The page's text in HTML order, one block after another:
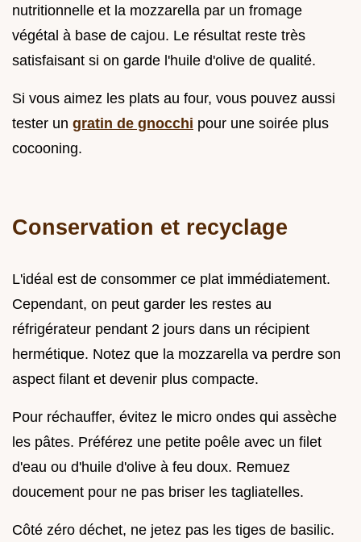
nutritionnelle et la mozzarella par un fromage
végétal à base de cajou. Le résultat reste très
satisfaisant si on garde l'huile d'olive de qualité.
Si vous aimez les plats au four, vous pouvez aussi
tester un gratin de gnocchi pour une soirée plus
cocooning.
Conservation et recyclage
L'idéal est de consommer ce plat immédiatement.
Cependant, on peut garder les restes au
réfrigérateur pendant 2 jours dans un récipient
hermétique. Notez que la mozzarella va perdre son
aspect filant et devenir plus compacte.
Pour réchauffer, évitez le micro ondes qui assèche
les pâtes. Préférez une petite poêle avec un filet
d'eau ou d'huile d'olive à feu doux. Remuez
doucement pour ne pas briser les tagliatelles.
Côté zéro déchet, ne jetez pas les tiges de basilic.